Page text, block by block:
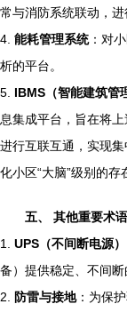
常与消防系统联动，进
4. 能耗管理系统：对
析的平台。
5. IBMS（智能建筑管
息集成平台，旨在将
进行互联互通，实现
化小区“大脑”级别的存
五、 其他重要术语
1. UPS（不间断电源）
备）提供稳定、不间断
2. 防雷与接地：为保